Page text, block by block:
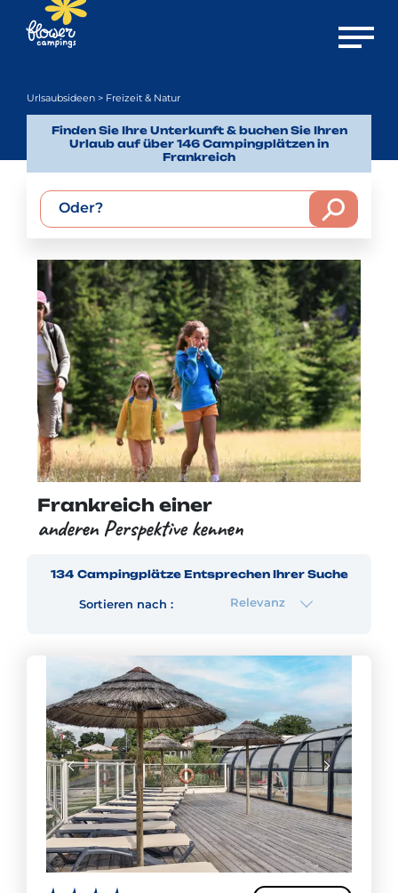
Menü
Urlsaubsideen > Freizeit & Natur
Finden Sie Ihre Unterkunft & buchen Sie Ihren
Urlaub auf über 146 Campingplätzen in
Frankreich
Oder?
Frankreich einer
anderen Perspektive kennen
134 Campingplätze Entsprechen Ihrer Suche
Sortieren nach : Relevanz